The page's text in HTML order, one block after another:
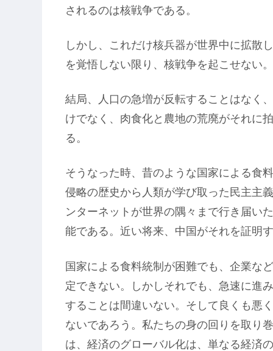
されるのは核戦争である。
しかし、これだけ核兵器が世界中に拡散
を覚悟しない限り、核戦争を起こせない
結局、人口の急増が反転することはなく
けでなく、肉食化と農地の荒廃がそれに
る。
そうなった時、昔のような国家による食
侵略の歴史から人類が学び取った民主主
ンターネットが世界の隅々まで行き届い
能である。近い将来、中国がそれを証明
国家による食料統制が困難でも、企業な
定できない。しかしそれでも、急速に進
することは間違いない。そして良くも悪
ないであろう。私たちの身の回りを取り
は、経済のグローバル化は、単なる経済